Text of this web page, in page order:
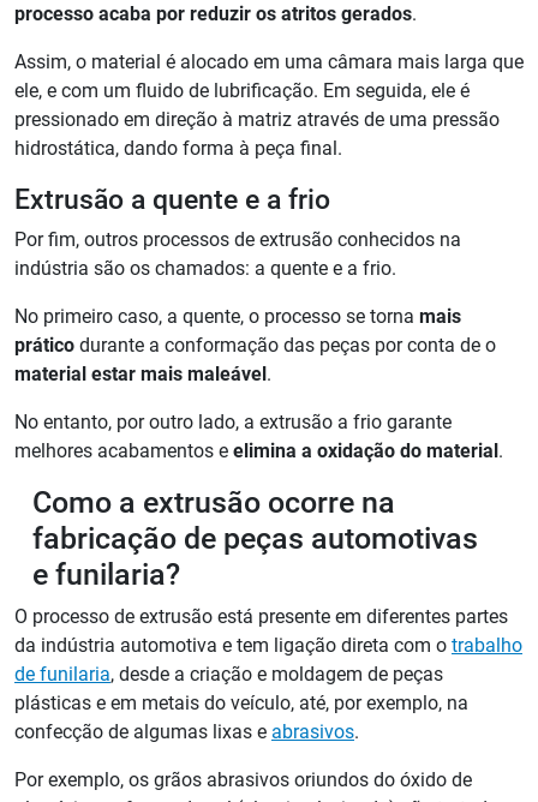
processo acaba por reduzir os atritos gerados.
Assim, o material é alocado em uma câmara mais larga que
ele, e com um fluido de lubrificação. Em seguida, ele é
pressionado em direção à matriz através de uma pressão
hidrostática, dando forma à peça final.
Extrusão a quente e a frio
Por fim, outros processos de extrusão conhecidos na
indústria são os chamados: a quente e a frio.
No primeiro caso, a quente, o processo se torna mais
prático durante a conformação das peças por conta de o
material estar mais maleável .
No entanto, por outro lado, a extrusão a frio garante
melhores acabamentos e elimina a oxidação do material .
Como a extrusão ocorre na
fabricação de peças automotivas
e funilaria?
O processo de extrusão está presente em diferentes partes
da indústria automotiva e tem ligação direta com o trabalho
de funilaria, desde a criação e moldagem de peças
plásticas e em metais do veículo, até, por exemplo, na
confecção de algumas lixas e abrasivos.
Por exemplo, os grãos abrasivos oriundos do óxido de